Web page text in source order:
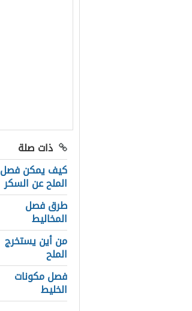
ذات صلة
كيف يمكن فصل
الملح عن السكر
طرق فصل
المخاليط
من أين يستخرج
الملح
فصل مكونات
الخليط